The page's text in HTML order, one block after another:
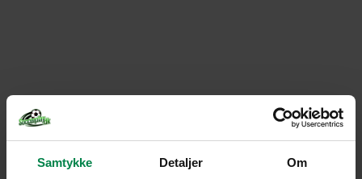
Samtykke Detaljer Om